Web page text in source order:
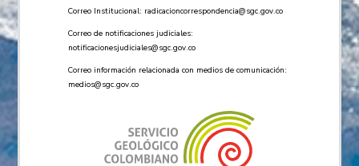
Correo Institucional: radicacioncorrespondencia@sgc.gov.co
Correo de notificaciones judiciales:
notificacionesjudiciales@sgc.gov.co
Correo información relacionada con medios de comunicación:
medios@sgc.gov.co